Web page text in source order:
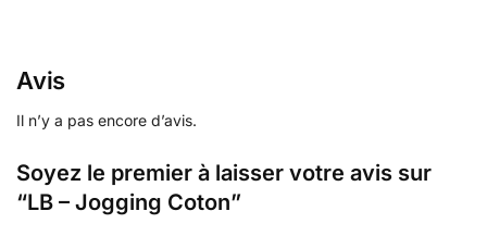
Avis
Il n’y a pas encore d’avis.
Soyez le premier à laisser votre avis sur
“LB – Jogging Coton”